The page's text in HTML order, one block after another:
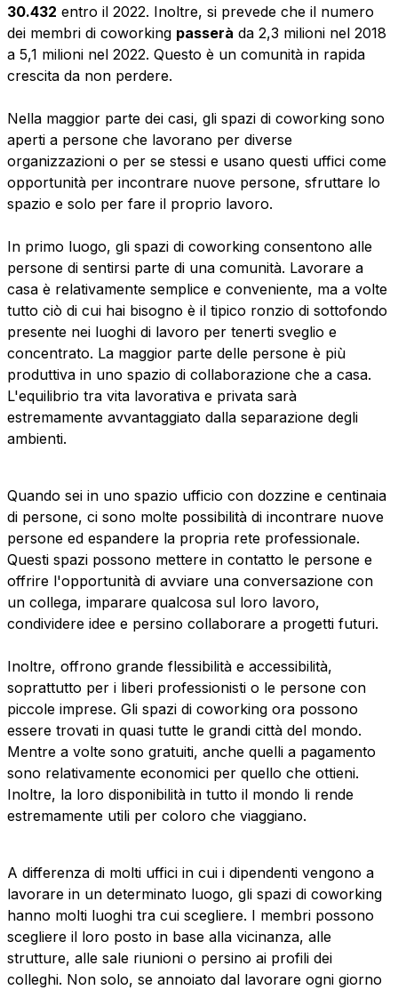
30.432 entro il 2022. Inoltre, si prevede che il numero
dei membri di coworking passerà da 2,3 milioni nel 2018
a 5,1 milioni nel 2022. Questo è un comunità in rapida
crescita da non perdere.
Nella maggior parte dei casi, gli spazi di coworking sono
aperti a persone che lavorano per diverse
organizzazioni o per se stessi e usano questi uffici come
opportunità per incontrare nuove persone, sfruttare lo
spazio e solo per fare il proprio lavoro.
In primo luogo, gli spazi di coworking consentono alle
persone di sentirsi parte di una comunità. Lavorare a
casa è relativamente semplice e conveniente, ma a volte
tutto ciò di cui hai bisogno è il tipico ronzio di sottofondo
presente nei luoghi di lavoro per tenerti sveglio e
concentrato. La maggior parte delle persone è più
produttiva in uno spazio di collaborazione che a casa.
L'equilibrio tra vita lavorativa e privata sarà
estremamente avvantaggiato dalla separazione degli
ambienti.
Quando sei in uno spazio ufficio con dozzine e centinaia
di persone, ci sono molte possibilità di incontrare nuove
persone ed espandere la propria rete professionale.
Questi spazi possono mettere in contatto le persone e
offrire l'opportunità di avviare una conversazione con
un collega, imparare qualcosa sul loro lavoro,
condividere idee e persino collaborare a progetti futuri.
Inoltre, offrono grande flessibilità e accessibilità,
soprattutto per i liberi professionisti o le persone con
piccole imprese. Gli spazi di coworking ora possono
essere trovati in quasi tutte le grandi città del mondo.
Mentre a volte sono gratuiti, anche quelli a pagamento
sono relativamente economici per quello che ottieni.
Inoltre, la loro disponibilità in tutto il mondo li rende
estremamente utili per coloro che viaggiano.
A differenza di molti uffici in cui i dipendenti vengono a
lavorare in un determinato luogo, gli spazi di coworking
hanno molti luoghi tra cui scegliere. I membri possono
scegliere il loro posto in base alla vicinanza, alle
strutture, alle sale riunioni o persino ai profili dei
colleghi. Non solo, se annoiato dal lavorare ogni giorno